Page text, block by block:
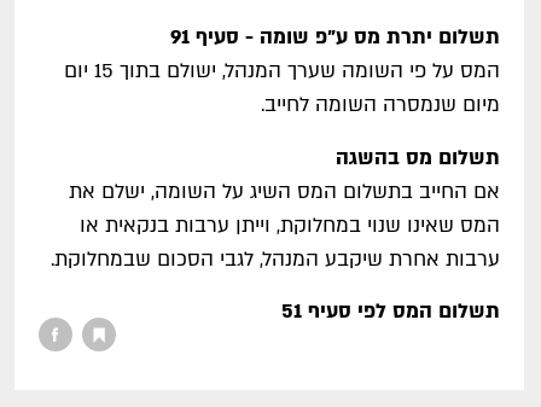
תשלום יתרת מס ע"פ שומה - סעיף 91
המס על פי השומה שערך המנהל, ישולם בתוך 15 יום
מיום שנמסרה השומה לחייב.
תשלום מס בהשגה
אם החייב בתשלום המס השיג על השומה, ישלם את
המס שאינו שנוי במחלוקת, וייתן ערבות בנקאית או
ערבות אחרת שיקבע המנהל, לגבי הסכום שבמחלוקת.
תשלום המס לפי סעיף 51
חובת תשלום המס תידחה לתאריך שבו יתקיים אחד